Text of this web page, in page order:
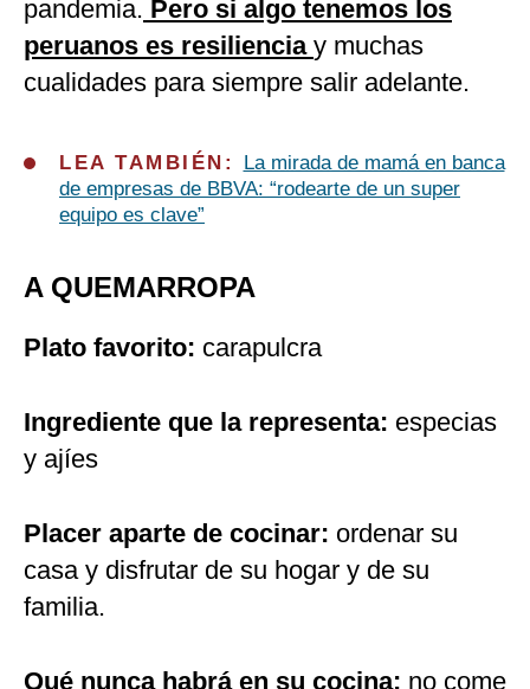
pandemia. Pero si algo tenemos los
peruanos es resiliencia y muchas
cualidades para siempre salir adelante.
LEA TAMBIÉN:
La mirada de mamá en banca
de empresas de BBVA: “rodearte de un super
equipo es clave”
A QUEMARROPA
Plato favorito: carapulcra
Ingrediente que la representa: especias
y ajíes
Placer aparte de cocinar: ordenar su
casa y disfrutar de su hogar y de su
familia.
Qué nunca habrá en su cocina: no come